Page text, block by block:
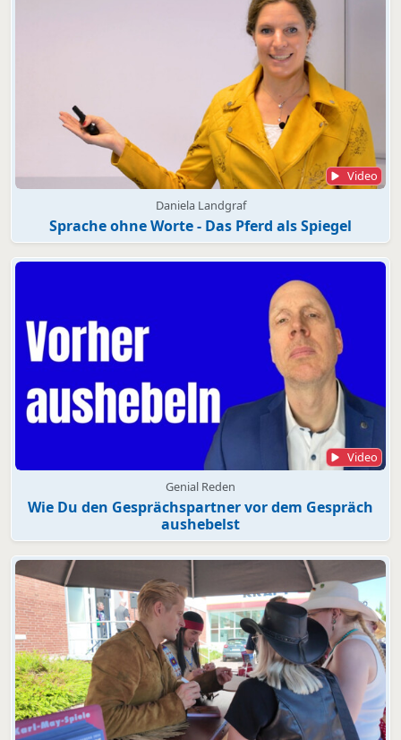
Video
Daniela Landgraf
Sprache ohne Worte - Das Pferd als Spiegel
Video
Genial Reden
Wie Du den Gesprächspartner vor dem Gespräch
aushebelst